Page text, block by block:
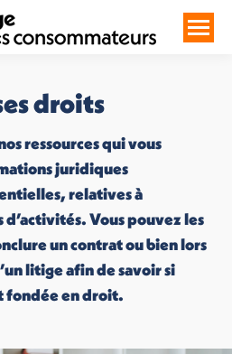
droits
ressources qui vous
juridiques
relatives à
Vous pouvez les
un contrat ou bien lors
litige afin de savoir si
fondée en droit.